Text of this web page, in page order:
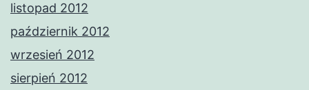
listopad 2012
październik 2012
wrzesień 2012
sierpień 2012